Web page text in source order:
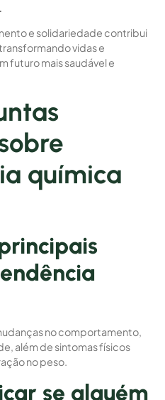
e solidariedade contribui
vidas e
futuro mais saudável e
química
no comportamento,
além de sintomas físicos
no peso.
se alguém